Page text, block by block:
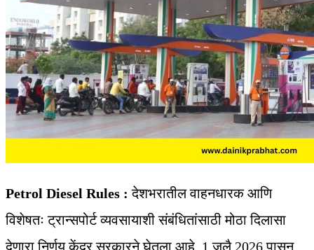
Petrol Diesel Rules : देशभरातील वाहनधारक आणि
विशेषतः ट्रान्सपोर्ट व्यवसायाशी संबंधितांसाठी मोठा दिलासा
देणारा निर्णय केंद्र सरकारने घेतला आहे. 1 जुलै 2026 पासून